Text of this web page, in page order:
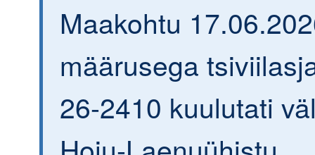
Maakohtu
määrusega
26-2410 kuulutati